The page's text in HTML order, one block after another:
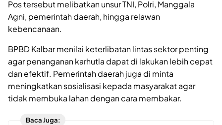
Pos tersebut melibatkan unsur TNI, Polri, Manggala
Agni, pemerintah daerah, hingga relawan
kebencanaan.
BPBD Kalbar menilai keterlibatan lintas sektor penting
agar penanganan karhutla dapat di lakukan lebih cepat
dan efektif. Pemerintah daerah juga di minta
meningkatkan sosialisasi kepada masyarakat agar
tidak membuka lahan dengan cara membakar.
Baca Juga: